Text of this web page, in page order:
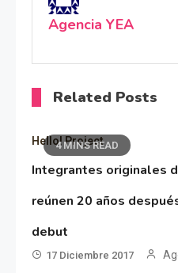
Agencia YEA
Related Posts
4 MINS READ
Hello! Project
Integrantes originales
reúnen 20 años
debut
17 Diciembre 2017